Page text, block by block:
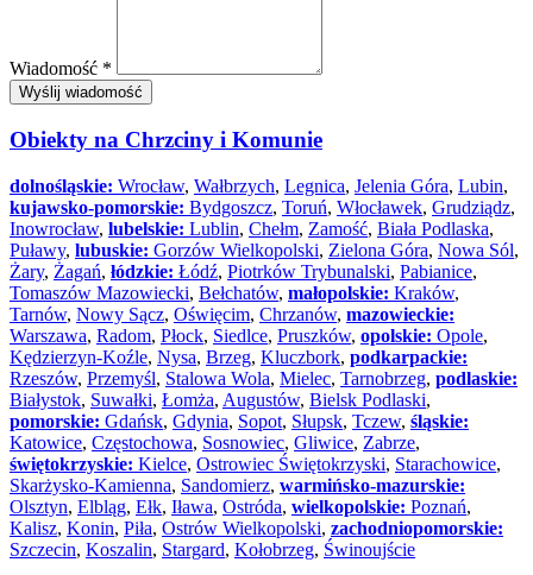
Wiadomość *
Wyślij wiadomość
Obiekty na Chrzciny i Komunie
dolnośląskie: Wrocław, Wałbrzych, Legnica, Jelenia Góra, Lubin,
kujawsko-pomorskie: Bydgoszcz, Toruń, Włocławek, Grudziądz,
Inowrocław, lubelskie: Lublin, Chełm, Zamość, Biała Podlaska,
Puławy, lubuskie: Gorzów Wielkopolski, Zielona Góra, Nowa Sól,
Żary, Żagań, łódzkie: Łódź, Piotrków Trybunalski, Pabianice,
Tomaszów Mazowiecki, Bełchatów, małopolskie: Kraków,
Tarnów, Nowy Sącz, Oświęcim, Chrzanów, mazowieckie:
Warszawa, Radom, Płock, Siedlce, Pruszków, opolskie: Opole,
Kędzierzyn-Koźle, Nysa, Brzeg, Kluczbork, podkarpackie:
Rzeszów, Przemyśl, Stalowa Wola, Mielec, Tarnobrzeg, podlaskie:
Białystok, Suwałki, Łomża, Augustów, Bielsk Podlaski,
pomorskie: Gdańsk, Gdynia, Sopot, Słupsk, Tczew, śląskie:
Katowice, Częstochowa, Sosnowiec, Gliwice, Zabrze,
świętokrzyskie: Kielce, Ostrowiec Świętokrzyski, Starachowice,
Skarżysko-Kamienna, Sandomierz, warmińsko-mazurskie:
Olsztyn, Elbląg, Ełk, Iława, Ostróda, wielkopolskie: Poznań,
Kalisz, Konin, Piła, Ostrów Wielkopolski, zachodniopomorskie:
Szczecin, Koszalin, Stargard, Kołobrzeg, Świnoujście